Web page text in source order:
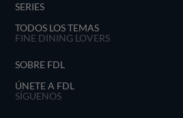
SERIES
TODOS LOS TEMAS
FINE DINING LOVERS
SOBRE FDL
ÚNETE A FDL
SÍGUENOS